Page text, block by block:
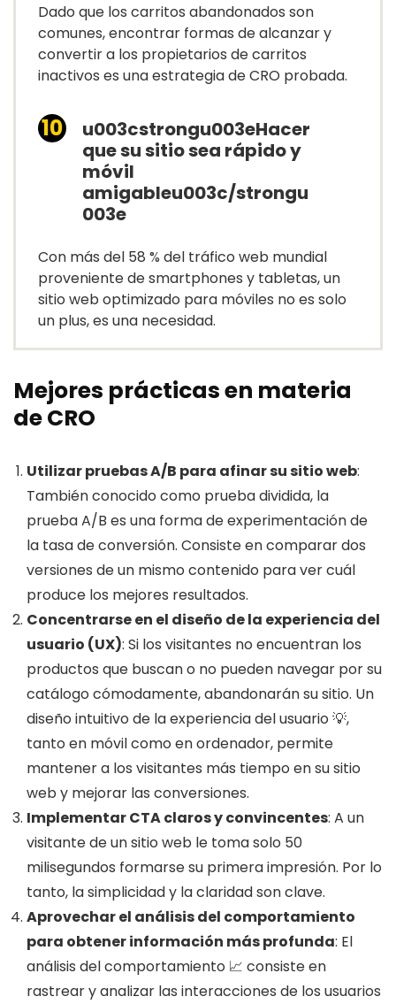
Dado que los carritos abandonados son
comunes, encontrar formas de alcanzar y
convertir a los propietarios de carritos
inactivos es una estrategia de CRO probada.
u003cstrongu003eHacer
que su sitio sea rápido y
móvil
amigableu003c/strongu
003e
Con más del 58 % del tráfico web mundial
proveniente de smartphones y tabletas, un
sitio web optimizado para móviles no es solo
un plus, es una necesidad.
Mejores prácticas en materia
de CRO
Utilizar pruebas A/B para afinar su sitio web:
También conocido como prueba dividida, la
prueba A/B es una forma de experimentación de
la tasa de conversión. Consiste en comparar dos
versiones de un mismo contenido para ver cuál
produce los mejores resultados.
Concentrarse en el diseño de la experiencia del
usuario (UX): Si los visitantes no encuentran los
productos que buscan o no pueden navegar por su
catálogo cómodamente, abandonarán su sitio. Un
diseño intuitivo de la experiencia del usuario 💡,
tanto en móvil como en ordenador, permite
mantener a los visitantes más tiempo en su sitio
web y mejorar las conversiones.
Implementar CTA claros y convincentes: A un
visitante de un sitio web le toma solo 50
milisegundos formarse su primera impresión. Por lo
tanto, la simplicidad y la claridad son clave.
Aprovechar el análisis del comportamiento
para obtener información más profunda: El
análisis del comportamiento 📈 consiste en
rastrear y analizar las interacciones de los usuarios